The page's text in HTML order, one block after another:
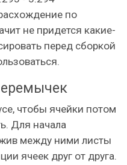
по
не придется какие-
перед сборкой
чтобы ячейки потом
Для начала
между ними листы
ячеек друг от друга.